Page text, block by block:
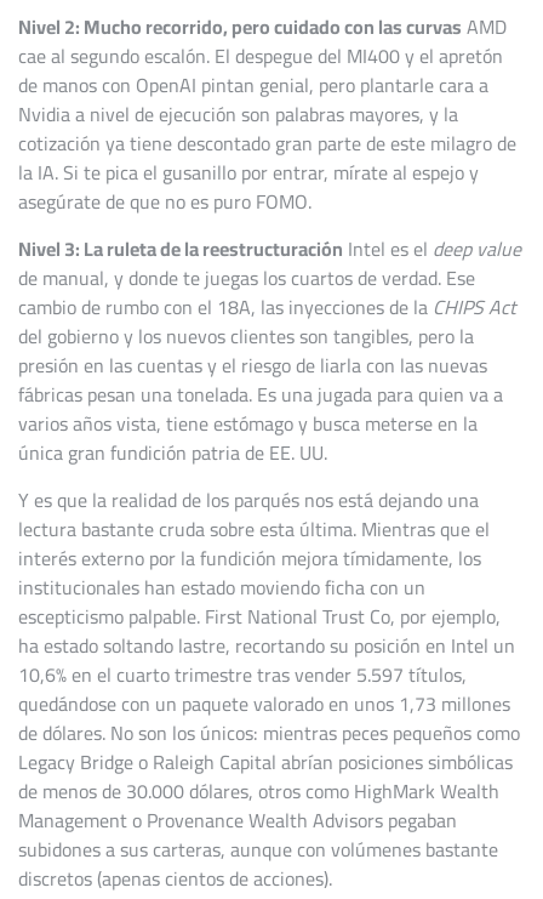
Nivel 2: Mucho recorrido, pero cuidado con las curvasAMD
cae al segundo escalón. El despegue del MI400 y el apretón
de manos con OpenAI pintan genial, pero plantarle cara a
Nvidia a nivel de ejecución son palabras mayores, y la
cotización ya tiene descontado gran parte de este milagro de
la IA. Si te pica el gusanillo por entrar, mírate al espejo y
asegúrate de que no es puro FOMO.
Nivel 3: La ruleta de la reestructuración Intel es el deep value
de manual, y donde te juegas los cuartos de verdad. Ese
cambio de rumbo con el 18A, las inyecciones de la CHIPS Act
del gobierno y los nuevos clientes son tangibles, pero la
presión en las cuentas y el riesgo de liarla con las nuevas
fábricas pesan una tonelada. Es una jugada para quien va a
varios años vista, tiene estómago y busca meterse en la
única gran fundición patria de EE. UU.
Y es que la realidad de los parqués nos está dejando una
lectura bastante cruda sobre esta última. Mientras que el
interés externo por la fundición mejora tímidamente, los
institucionales han estado moviendo ficha con un
escepticismo palpable. First National Trust Co, por ejemplo,
ha estado soltando lastre, recortando su posición en Intel un
10,6% en el cuarto trimestre tras vender 5.597 títulos,
quedándose con un paquete valorado en unos 1,73 millones
de dólares. No son los únicos: mientras peces pequeños como
Legacy Bridge o Raleigh Capital abrían posiciones simbólicas
de menos de 30.000 dólares, otros como HighMark Wealth
Management o Provenance Wealth Advisors pegaban
subidones a sus carteras, aunque con volúmenes bastante
discretos (apenas cientos de acciones).